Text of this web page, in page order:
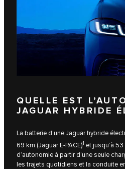
QUELLE EST
JAGUAR HYBRIDE
La batterie d’une Jaguar hybride
69 km (Jaguar E-PACE)1 et jusqu’à 53
d’autonomie à partir d’une seule
les trajets quotidiens et la conduite